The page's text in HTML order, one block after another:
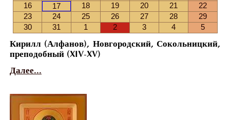
16
17 18 19 20 21
22
23
24 25 26 27 28
29
30
31 1 2 3 4 5
Кирилл (Алфанов), Новгородский, Сокольницкий,
преподобный (XIV-XV)
Далее...